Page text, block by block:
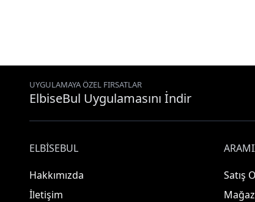
UYGULAMAYA ÖZEL FIRSATLAR
ElbiseBul Uygulamasını İndir
ELBISEBUL
Hakkımızda
İletişim
Satış